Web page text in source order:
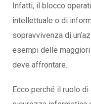
Infatti, il blocco
intellettuale o di
sopravvivenza di
esempi delle
deve affrontare.
Ecco perché il ruolo